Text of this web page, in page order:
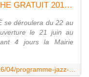
PROGRAMME JAZZ A L EVECHE GRATUIT 2016 à Orléans : CHINA MOSES - PAOLO FRESU - SHAÏ MAESTRO - PUSH UP du 22 au 25 juin - VIVRE AUTREMENT VOS LOISIRS avec Clodelle
se déroulera du 22 au
le 21 juin au
4 jours la Mairie